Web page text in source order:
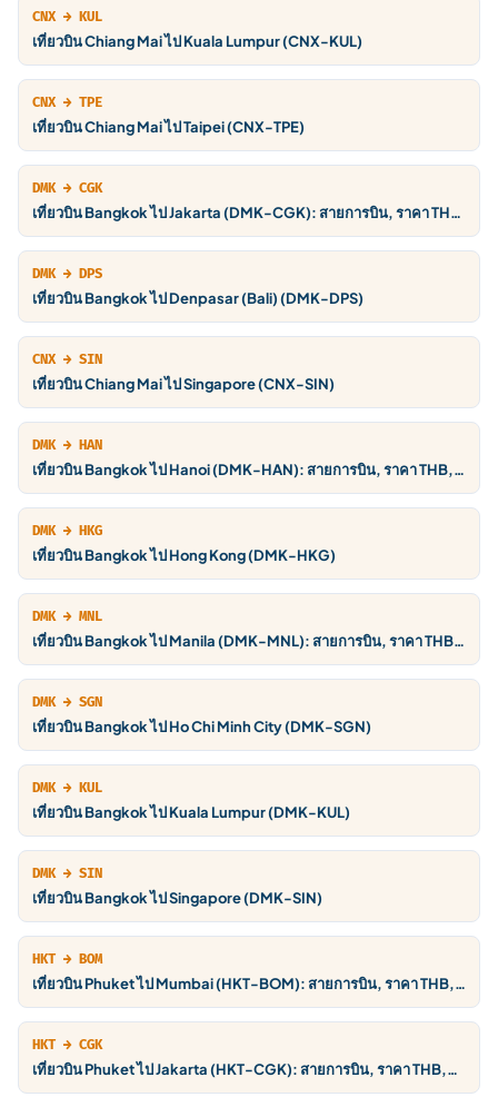
CNX → KUL
เที่ยวบิน Chiang Mai ไป Kuala Lumpur (CNX-KUL)
CNX → TPE
เที่ยวบิน Chiang Mai ไป Taipei (CNX-TPE)
DMK → CGK
เที่ยวบิน Bangkok ไป Jakarta (DMK-CGK): สายการบิน, ราคา THB,
DMK → DPS
เที่ยวบิน Bangkok ไป Denpasar (Bali) (DMK-DPS)
CNX → SIN
เที่ยวบิน Chiang Mai ไป Singapore (CNX-SIN)
DMK → HAN
เที่ยวบิน Bangkok ไป Hanoi (DMK-HAN): สายการบิน, ราคา THB,
DMK → HKG
เที่ยวบิน Bangkok ไป Hong Kong (DMK-HKG)
DMK → MNL
เที่ยวบิน Bangkok ไป Manila (DMK-MNL): สายการบิน, ราคา THB,
DMK → SGN
เที่ยวบิน Bangkok ไป Ho Chi Minh City (DMK-SGN)
DMK → KUL
เที่ยวบิน Bangkok ไป Kuala Lumpur (DMK-KUL)
DMK → SIN
เที่ยวบิน Bangkok ไป Singapore (DMK-SIN)
HKT → BOM
เที่ยวบิน Phuket ไป Mumbai (HKT-BOM): สายการบิน, ราคา THB,
HKT → CGK
เที่ยวบิน Phuket ไป Jakarta (HKT-CGK): สายการบิน, ราคา THB,